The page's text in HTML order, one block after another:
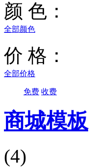
颜 色：
全部颜色
价 格：
全部价格
免费 收费
商城模板
(4)